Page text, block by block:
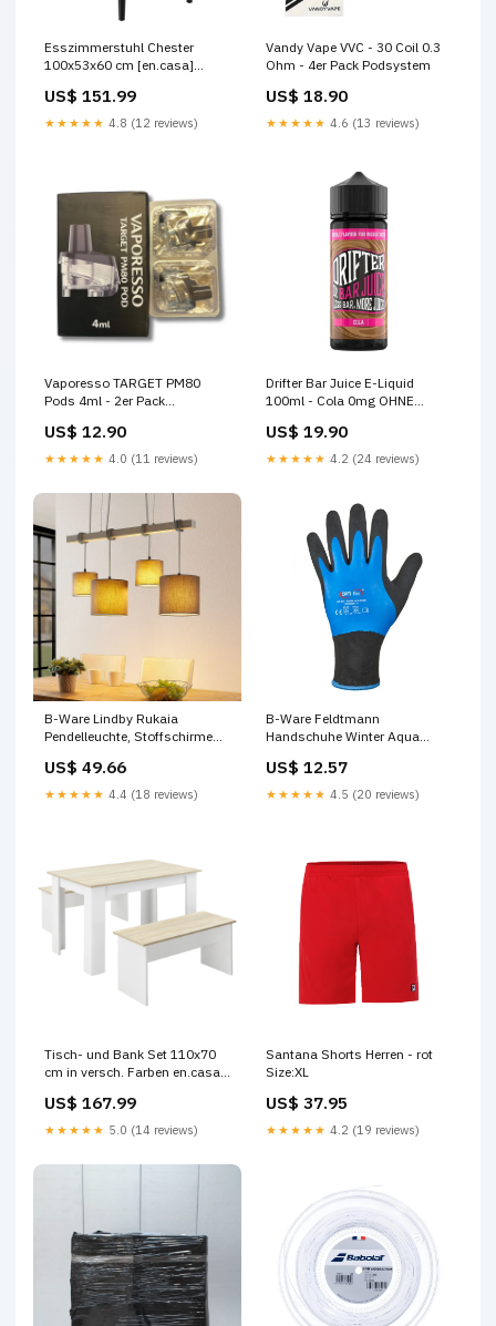
Esszimmerstuhl Chester
100x53x60 cm [en.casa]
US$ 151.99
★★★★★ 4.8 (12 reviews)
Vandy Vape VVC - 30 Coil 0.3
Ohm - 4er Pack Podsystem
US$ 18.90
★★★★★ 4.6 (13 reviews)
Vaporesso TARGET PM80
Pods 4ml - 2er Pack
US$ 12.90
★★★★★ 4.0 (11 reviews)
Drifter Bar Juice E-Liquid
100ml - Cola 0mg OHNE
US$ 19.90
★★★★★ 4.2 (24 reviews)
B-Ware Lindby Rukaia
Pendelleuchte, Stoffschirme
Lampe Leuc979 Rechargeable
Battery
US$ 49.66
★★★★★ 4.4 (18 reviews)
B-Ware Feldtmann
Handschuhe Winter Aqua
Gr.9 12 Paar En511 150mm
US$ 12.57
★★★★★ 4.5 (20 reviews)
Tisch- und Bank Set 110x70
cm in versch. Farben en.casa
US$ 167.99
★★★★★ 5.0 (14 reviews)
Santana Shorts Herren - rot
Size:XL
US$ 37.95
★★★★★ 4.2 (19 reviews)